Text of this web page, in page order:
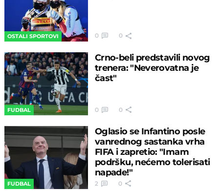
OSTALI SPORTOVI 0 0
FUDBAL
Crno-beli predstavili novog
trenera: "Neverovatna je
čast"
0 0
FUDBAL
Oglasio se Infantino posle
vanrednog sastanka vrha
FIFA i zapretio: "Imam
podršku, nećemo tolerisati
napade!"
2 0